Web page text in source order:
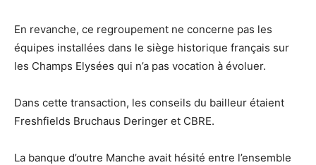
En revanche, ce regroupement ne concerne pas les
équipes installées dans le siège historique français sur
les Champs Elysées qui n’a pas vocation à évoluer.
Dans cette transaction, les conseils du bailleur étaient
Freshfields Bruchaus Deringer et CBRE.
La banque d’outre Manche avait hésité entre l’ensemble